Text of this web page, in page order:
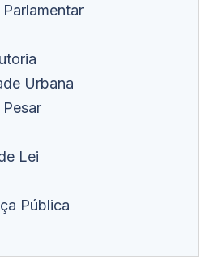
Parlamentar
Urbana
Lei
Pública